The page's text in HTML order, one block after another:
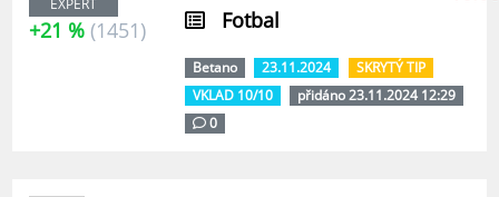
EXPERT
+21 % (1451) Fotbal
Betano 23.11.2024
SKRYTÝ TIP
VKLAD 10/10
přidáno 23.11.2024 12:29
0